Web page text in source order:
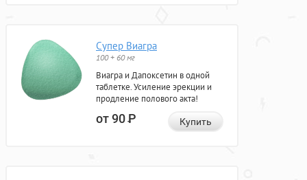
Супер Виагра
100 + 60 мг
Виагра и Дапоксетин в одной
таблетке. Усиление эрекции и
продление полового акта!
от 90Р Купить